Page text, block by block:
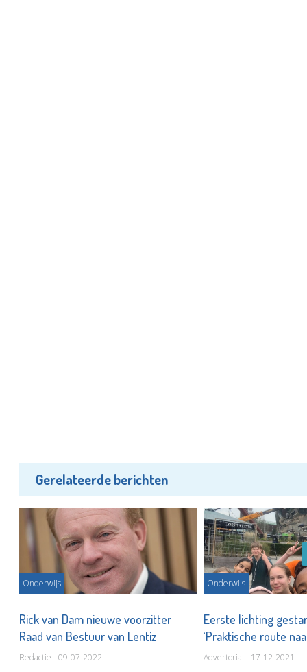
Gerelateerde berichten
Onderwijs
Rick van Dam nieuwe voorzitter
Raad van Bestuur van Lentiz
Redactie - 09-07-2022
Onderwijs
Eerste lichting
‘Praktische route
Advertorial - 17-12-2021